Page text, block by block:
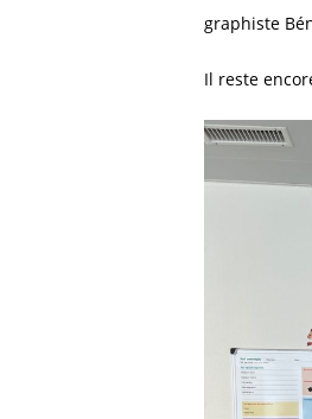
graphiste
Il reste